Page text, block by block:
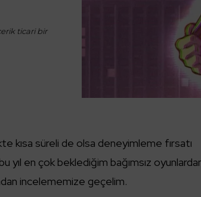
ticari bir
kısa süreli de olsa deneyimleme fırsatı
yıl en çok beklediğim bağımsız
incelememize geçelim.